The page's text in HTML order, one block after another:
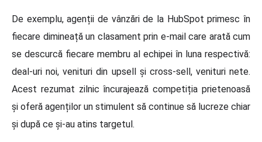
De exemplu, agenții de vânzări de la HubSpot primesc în
fiecare dimineață un clasament prin e-mail care arată cum
se descurcă fiecare membru al echipei în luna respectivă:
deal-uri noi, venituri din upsell și cross-sell, venituri nete.
Acest rezumat zilnic încurajează competiția prietenoasă
și oferă agenților un stimulent să continue să lucreze chiar
și după ce și-au atins targetul.